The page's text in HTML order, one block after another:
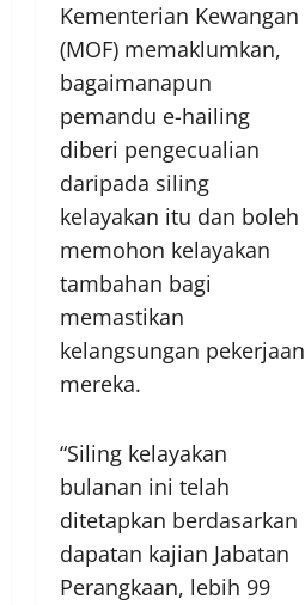
Kementerian Kewangan
(MOF) memaklumkan,
bagaimanapun
pemandu e-hailing
diberi pengecualian
daripada siling
kelayakan itu dan boleh
memohon kelayakan
tambahan bagi
memastikan
kelangsungan pekerjaan
mereka.
“Siling kelayakan
bulanan ini telah
ditetapkan berdasarkan
dapatan kajian Jabatan
Perangkaan, lebih 99